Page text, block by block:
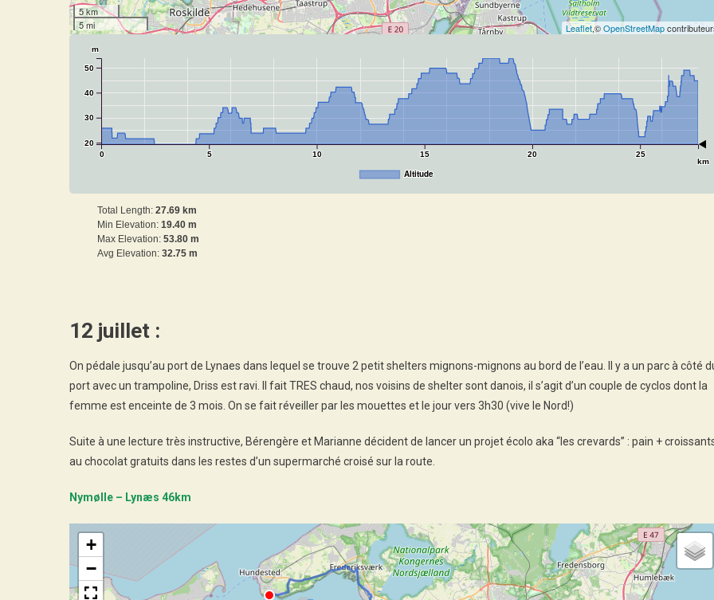
5 km
5 mi
Leaflet,©OpenStreetMap
0 5 10 15 20 25
km
20
30
40
50
m
Altitude
Total Length: 27.69 km
Min Elevation: 19.40 m
Max Elevation: 53.80 m
Avg Elevation: 32.75 m
12 juillet :
On pédale jusqu’au port de Lynaes dans lequel se trouve 2 petit shelters mignons-mignons au bord de l’eau. Il y a un parc à côté
port avec un trampoline, Driss est ravi. Il fait TRES chaud, nos voisins de shelter sont danois, il s’agit d’un couple de cyclos dont la
femme est enceinte de 3 mois. On se fait réveiller par les mouettes et le jour vers 3h30 (vive le Nord!)
Suite à une lecture très instructive, Bérengère et Marianne décident de lancer un projet écolo aka “les crevards” : pain +
au chocolat gratuits dans les restes d’un supermarché croisé sur la route.
Nymølle – Lynæs 46km
+
−